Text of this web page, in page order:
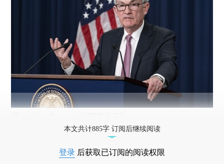
本文共计885字 订阅后继续阅读
登录 后获取已订阅的阅读权限